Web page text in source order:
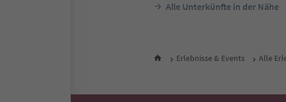
Alle Unterkünfte in der Nähe
Erlebnisse & Events Alle